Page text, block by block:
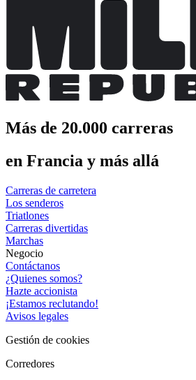
Más de 20.000 carreras
en Francia y más allá
Carreras de carretera
Los senderos
Triatlones
Carreras divertidas
Marchas
Negocio
Contáctanos
¿Quienes somos?
Hazte accionista
¡Estamos reclutando!
Avisos legales
Gestión de cookies
Corredores